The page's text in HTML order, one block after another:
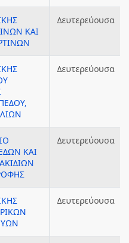
ΚΑΙ
Δευτερεύουσα
Δευτερεύουσα
ΚΑΙ
Δευτερεύουσα
Δευτερεύουσα